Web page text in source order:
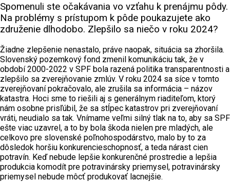
Spomenuli ste očakávania vo vzťahu k prenájmu pôdy.
Na problémy s prístupom k pôde poukazujete ako
združenie dlhodobo. Zlepšilo sa niečo v roku 2024?
Žiadne zlepšenie nenastalo, práve naopak, situácia sa zhoršila.
Slovenský pozemkový fond zmenil komunikáciu tak, že v
období 2000-2022 v SPF bola razená politika transparentnosti a
zlepšilo sa zverejňovanie zmlúv. V roku 2024 sa síce v tomto
zverejňovaní pokračovalo, ale zrušila sa informácia – názov
katastra. Hoci sme to riešili aj s generálnym riaditeľom, ktorý
nám osobne prisľúbil, že sa stĺpec katastrov pri zverejňovaní
vráti, neudialo sa tak. Vnímame veľmi silný tlak na to, aby sa SPF
ešte viac uzavrel, a to by bola škoda nielen pre mladých, ale
celkovo pre slovenské poľnohospodárstvo, malo by to za
dôsledok horšiu konkurencieschopnosť, a teda nárast cien
potravín. Keď nebude lepšie konkurenčné prostredie a lepšia
produkcia komodít pre potravinársky priemysel, potravinársky
priemysel nebude môcť produkovať lacnejšie.